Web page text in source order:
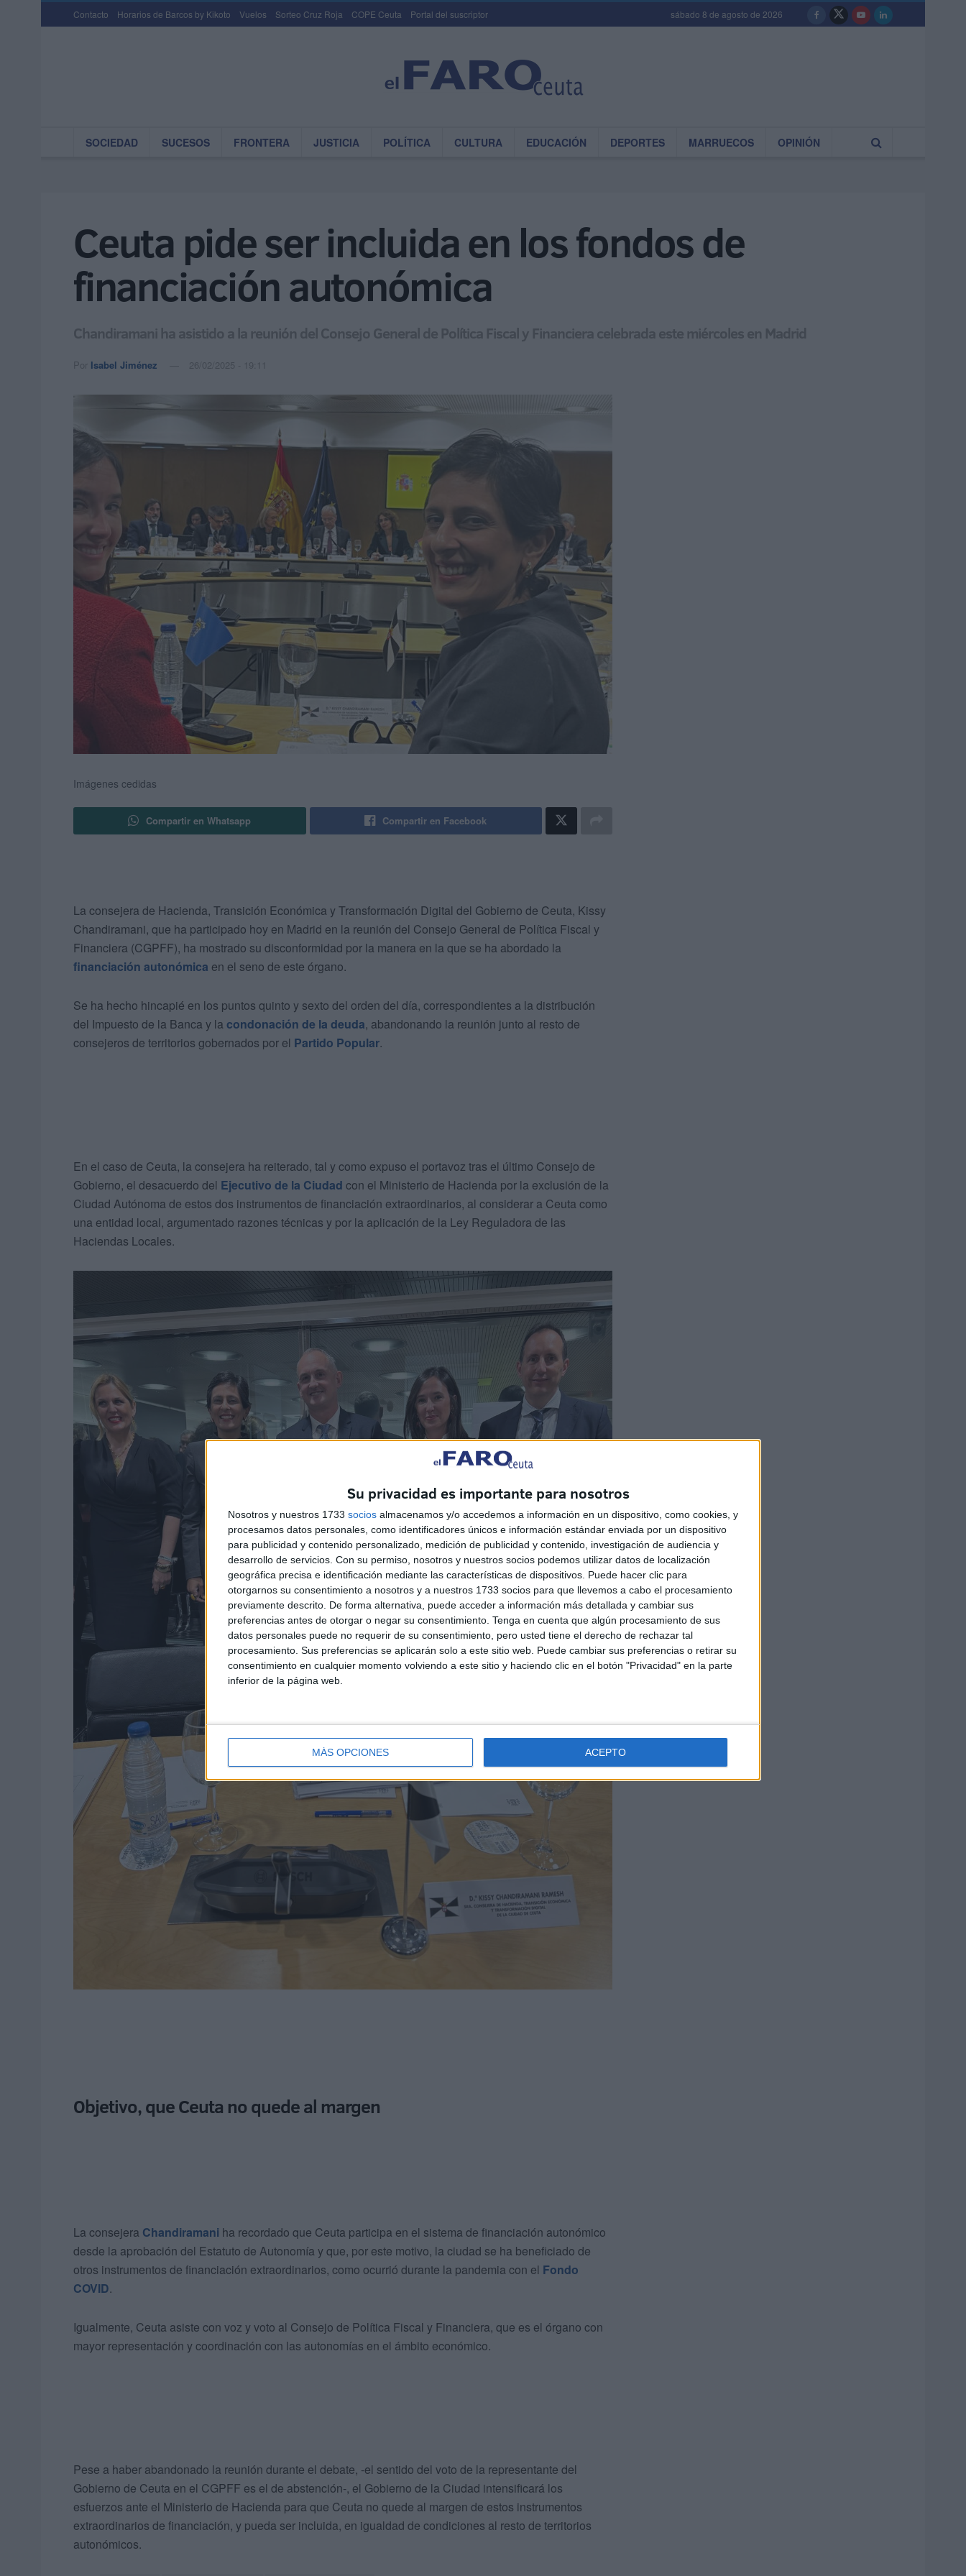
Su privacidad es importante para nosotros
Nosotros y nuestros 1733 socios almacenamos y/o accedemos a información en un dispositivo, como cookies, y
procesamos datos personales, como identificadores únicos e información estándar enviada por un dispositivo
para publicidad y contenido personalizado, medición de publicidad y contenido, investigación de audiencia y
desarrollo de servicios. Con su permiso, nosotros y nuestros socios podemos utilizar datos de localización
geográfica precisa e identificación mediante las características de dispositivos. Puede hacer clic para
otorgarnos su consentimiento a nosotros y a nuestros 1733 socios para que llevemos a cabo el procesamiento
previamente descrito. De forma alternativa, puede acceder a información más detallada y cambiar sus
preferencias antes de otorgar o negar su consentimiento. Tenga en cuenta que algún procesamiento de sus
datos personales puede no requerir de su consentimiento, pero usted tiene el derecho de rechazar tal
procesamiento. Sus preferencias se aplicarán solo a este sitio web. Puede cambiar sus preferencias o retirar su
consentimiento en cualquier momento volviendo a este sitio y haciendo clic en el botón "Privacidad" en la parte
inferior de la página web.
MÁS OPCIONES ACEPTO
Contacto Horarios de Barcos by Kikoto Vuelos Sorteo Cruz Roja COPE Ceuta Portal del suscriptor sábado 8 de agosto de 2026
SOCIEDAD SUCESOS FRONTERA JUSTICIA POLÍTICA CULTURA EDUCACIÓN DEPORTES MARRUECOS OPINIÓN
Ceuta pide ser incluida en los fondos de
financiación autonómica
Chandiramani ha asistido a la reunión del Consejo General de Política Fiscal y Financiera celebrada este miércoles en Madrid
Por Isabel Jiménez 26/02/2025 - 19:11
Imágenes cedidas
Compartir en Whatsapp Compartir en Facebook
La consejera de Hacienda, Transición Económica y Transformación Digital del Gobierno de Ceuta, Kissy
Chandiramani, que ha participado hoy en Madrid en la reunión del Consejo General de Política Fiscal y
Financiera (CGPFF), ha mostrado su disconformidad por la manera en la que se ha abordado la
financiación autonómica en el seno de este órgano.
Se ha hecho hincapié en los puntos quinto y sexto del orden del día, correspondientes a la distribución
del Impuesto de la Banca y la condonación de la deuda, abandonando la reunión junto al resto de
consejeros de territorios gobernados por el Partido Popular.
En el caso de Ceuta, la consejera ha reiterado, tal y como expuso el portavoz tras el último Consejo de
Gobierno, el desacuerdo del Ejecutivo de la Ciudad con el Ministerio de Hacienda por la exclusión de la
Ciudad Autónoma de estos dos instrumentos de financiación extraordinarios, al considerar a Ceuta como
una entidad local, argumentado razones técnicas y por la aplicación de la Ley Reguladora de las
Haciendas Locales.
Objetivo, que Ceuta no quede al margen
La consejera Chandiramani ha recordado que Ceuta participa en el sistema de financiación autonómico
desde la aprobación del Estatuto de Autonomía y que, por este motivo, la ciudad se ha beneficiado de
otros instrumentos de financiación extraordinarios, como ocurrió durante la pandemia con el Fondo
COVID.
Igualmente, Ceuta asiste con voz y voto al Consejo de Política Fiscal y Financiera, que es el órgano con
mayor representación y coordinación con las autonomías en el ámbito económico.
Pese a haber abandonado la reunión durante el debate, -el sentido del voto de la representante del
Gobierno de Ceuta en el CGPFF es el de abstención-, el Gobierno de la Ciudad intensificará los
esfuerzos ante el Ministerio de Hacienda para que Ceuta no quede al margen de estos instrumentos
extraordinarios de financiación, y pueda ser incluida, en igualdad de condiciones al resto de territorios
autonómicos.